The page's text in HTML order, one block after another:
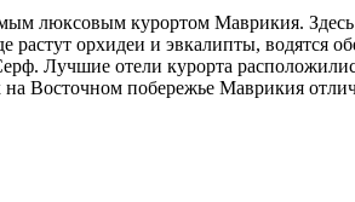
люксовым курортом Маврикия.
растут орхидеи и эвкалипты,
Лучшие отели курорта
на Восточном побережье Маврикия